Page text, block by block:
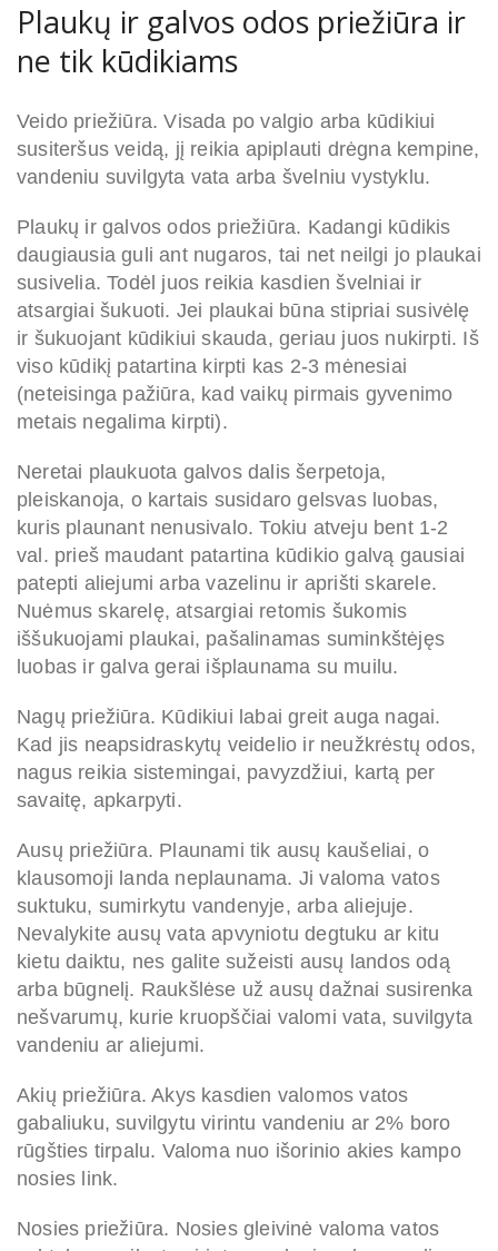
Plaukų ir galvos odos priežiūra ir
ne tik kūdikiams
Veido priežiūra. Visada po valgio arba kūdikiui
susiteršus veidą, jį reikia apiplauti drėgna kempine,
vandeniu suvilgyta vata arba švelniu vystyklu.
Plaukų ir galvos odos priežiūra. Kadangi kūdikis
daugiausia guli ant nugaros, tai net neilgi jo plaukai
susivelia. Todėl juos reikia kasdien švelniai ir
atsargiai šukuoti. Jei plaukai būna stipriai susivėlę
ir šukuojant kūdikiui skauda, geriau juos nukirpti. Iš
viso kūdikį patartina kirpti kas 2-3 mėnesiai
(neteisinga pažiūra, kad vaikų pirmais gyvenimo
metais negalima kirpti).
Neretai plaukuota galvos dalis šerpetoja,
pleiskanoja, o kartais susidaro gelsvas luobas,
kuris plaunant nenusivalo. Tokiu atveju bent 1-2
val. prieš maudant patartina kūdikio galvą gausiai
patepti aliejumi arba vazelinu ir aprišti skarele.
Nuėmus skarelę, atsargiai retomis šukomis
iššukuojami plaukai, pašalinamas suminkštėjęs
luobas ir galva gerai išplaunama su muilu.
Nagų priežiūra. Kūdikiui labai greit auga nagai.
Kad jis neapsidraskytų veidelio ir neužkrėstų odos,
nagus reikia sistemingai, pavyzdžiui, kartą per
savaitę, apkarpyti.
Ausų priežiūra. Plaunami tik ausų kaušeliai, o
klausomoji landa neplaunama. Ji valoma vatos
suktuku, sumirkytu vandenyje, arba aliejuje.
Nevalykite ausų vata apvyniotu degtuku ar kitu
kietu daiktu, nes galite sužeisti ausų landos odą
arba būgnelį. Raukšlėse už ausų dažnai susirenka
nešvarumų, kurie kruopščiai valomi vata, suvilgyta
vandeniu ar aliejumi.
Akių priežiūra. Akys kasdien valomos vatos
gabaliuku, suvilgytu virintu vandeniu ar 2% boro
rūgšties tirpalu. Valoma nuo išorinio akies kampo
nosies link.
Nosies priežiūra. Nosies gleivinė valoma vatos